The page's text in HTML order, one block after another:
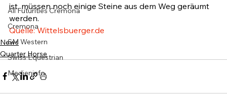
All Futurities Cremona
Cremona
SM Western
Swiss Equestrian
Medieninfo
ist, müssen noch einige Steine aus dem Weg geräumt
werden.
Quelle: Wittelsbuerger.de
News
Quarter Horse